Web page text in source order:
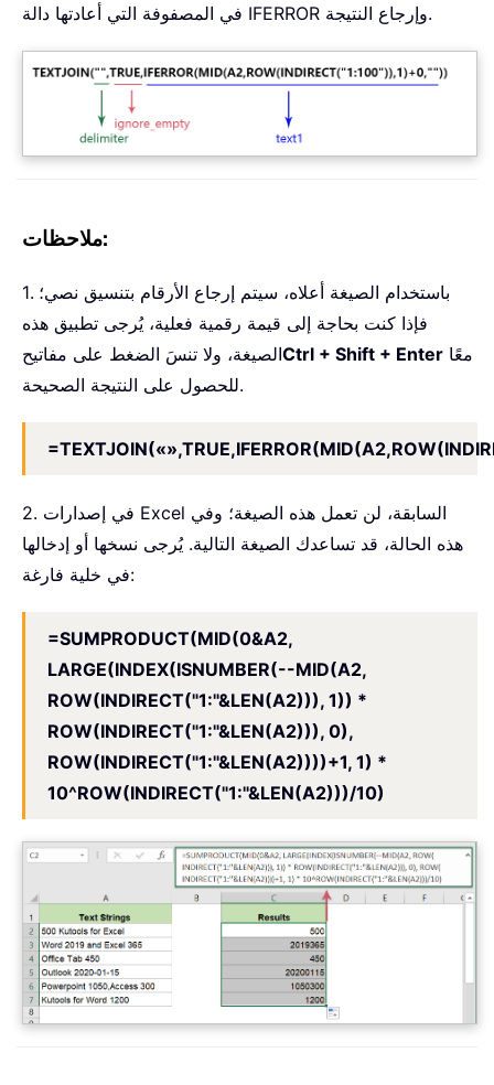
في المصفوفة التي أعادتها دالة IFERROR وإرجاع النتيجة.
ملاحظات:
1. باستخدام الصيغة أعلاه، سيتم إرجاع الأرقام بتنسيق نصي؛
فإذا كنت بحاجة إلى قيمة رقمية فعلية، يُرجى تطبيق هذه
الصيغة، ولا تنسَ الضغط على مفاتيحCtrl + Shift + Enter
للحصول على النتيجة الصحيحة.
2. في إصدارات Excel السابقة، لن تعمل هذه الصيغة؛ وفي
هذه الحالة، قد تساعدك الصيغة التالية. يُرجى نسخها أو إدخالها
في خلية فارغة:
=SUMPRODUCT(MID(0&A2,
LARGE(INDEX(ISNUMBER(--MID(A2,
ROW(INDIRECT("1:"&LEN(A2))), 1)) *
ROW(INDIRECT("1:"&LEN(A2))), 0),
ROW(INDIRECT("1:"&LEN(A2))))+1, 1) *
10^ROW(INDIRECT("1:"&LEN(A2)))/10)